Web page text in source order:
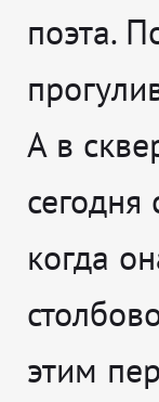
поэта.
А в
когда
этим